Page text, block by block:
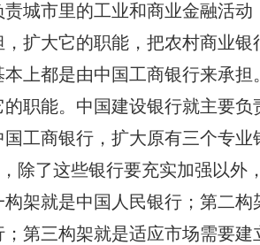
城市里的工业和商业金融活
，扩大它的职能，把农村商业
上都是由中国工商银行来承
职能。中国建设银行就主要
工商银行，扩大原有三个专业
除了这些银行要充实加强以外
构架就是中国人民银行；第二
第三构架就是适应市场需要